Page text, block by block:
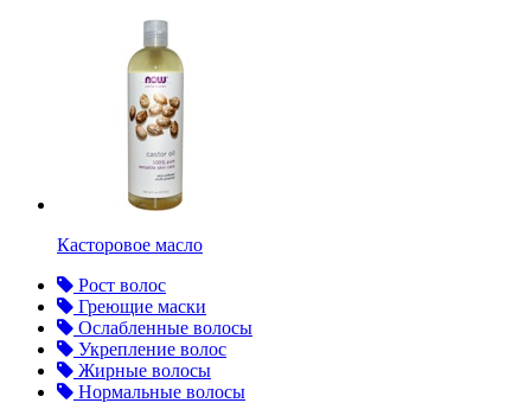
Касторовое масло
Рост волос
Греющие маски
Ослабленные волосы
Укрепление волос
Жирные волосы
Нормальные волосы